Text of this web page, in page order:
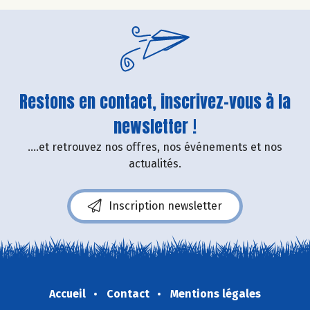
Restons en contact, inscrivez-vous à la
newsletter !
....et retrouvez nos offres, nos événements et nos
actualités.
Inscription newsletter
Accueil Contact
Mentions légales